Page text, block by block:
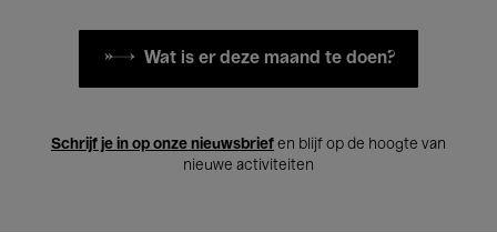
Wat is er deze maand te doen?
Schrijf je in op onze nieuwsbrief en blijf op de hoogte van
nieuwe activiteiten